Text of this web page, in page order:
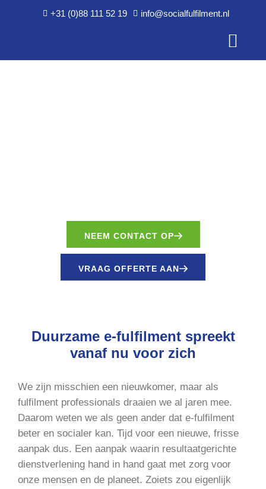
+31 (0)88 111 52 19 info@socialfulfilment.nl
NEEM CONTACT OP
VRAAG OFFERTE AAN
Duurzame e-fulfilment spreekt
vanaf nu voor zich
We zijn misschien een nieuwkomer, maar als
fulfilment professionals draaien we al jaren mee.
Daarom weten we als geen ander dat e-fulfilment
beter en socialer kan. Tijd voor een nieuwe, frisse
aanpak dus. Een aanpak waarin resultaatgerichte
dienstverlening hand in hand gaat met zorg voor
onze mensen en de planeet. Zoiets zou eigenlijk